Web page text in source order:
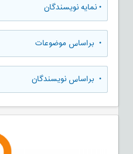
•نمایه نویسندگان
• براساس موضوعات
• براساس نویسندگان